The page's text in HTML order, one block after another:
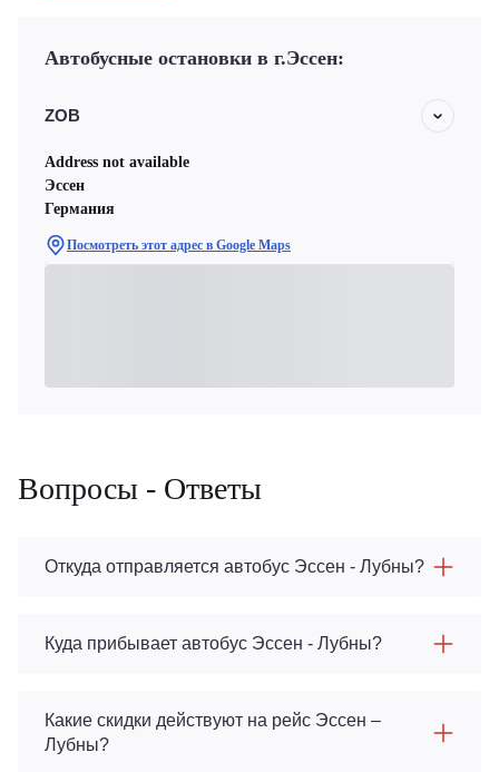
Автобусные остановки в г.Эссен:
ZOB
Address not available
Эссен
Германия
Посмотреть этот адрес в Google Maps
Вопросы - Ответы
Откуда отправляется автобус Эссен - Лубны?
Куда прибывает автобус Эссен - Лубны?
Какие скидки действуют на рейс Эссен –
Лубны?